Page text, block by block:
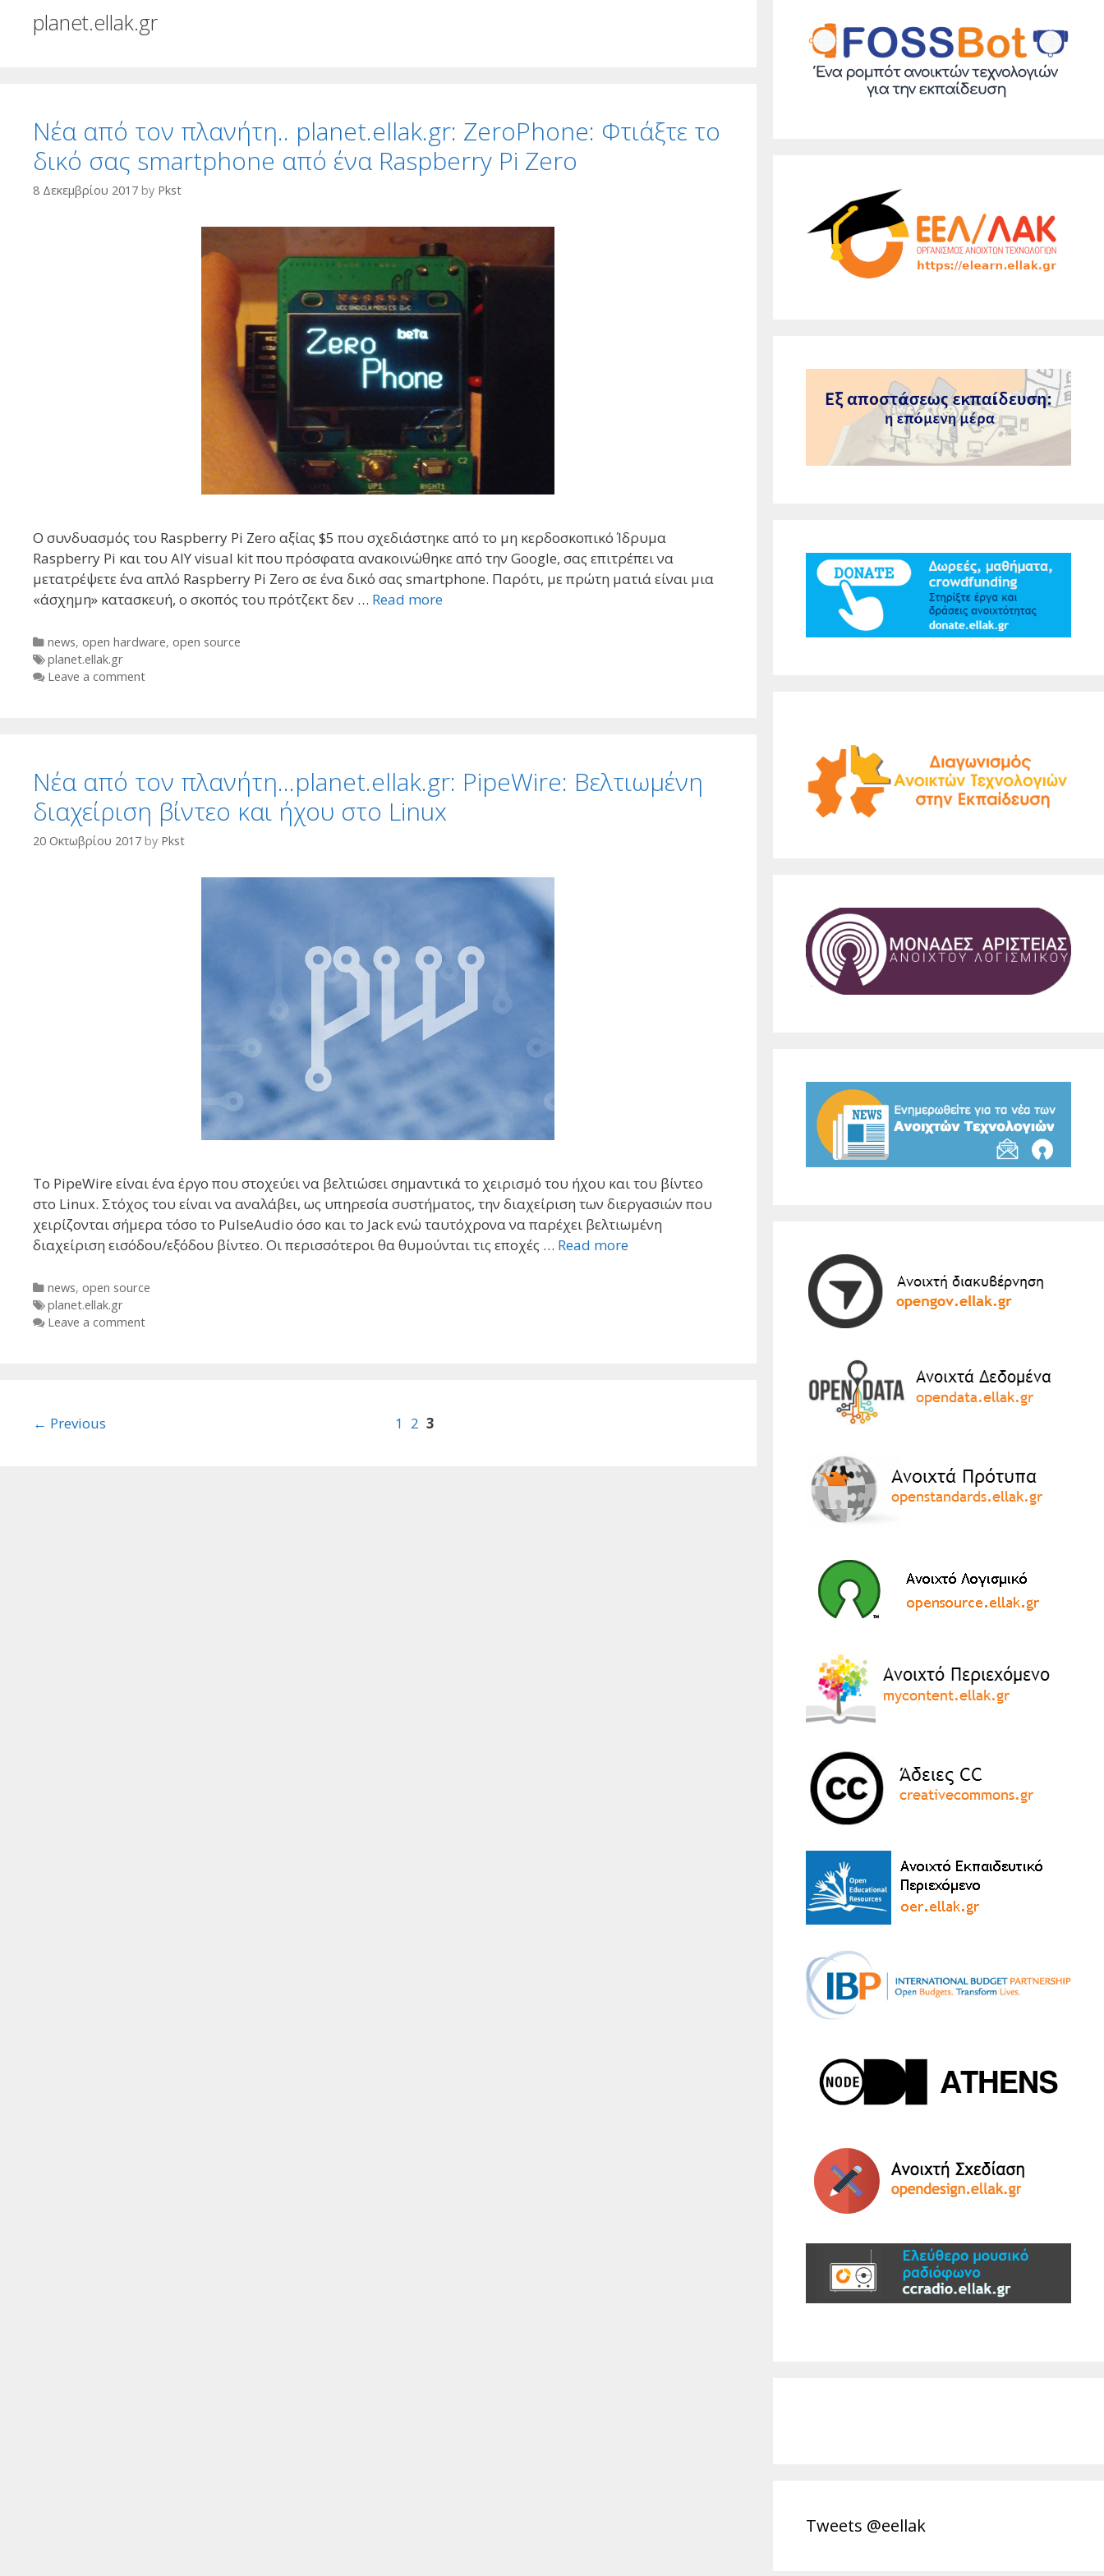
planet.ellak.gr
Νέα από τον πλανήτη.. planet.ellak.gr: ZeroPhone: Φτιάξτε το
δικό σας smartphone από ένα Raspberry Pi Zero
8 Δεκεμβρίου 2017 by Pkst
Ο συνδυασμός του Raspberry Pi Zero αξίας $5 που σχεδιάστηκε από το μη κερδοσκοπικό Ίδρυμα
Raspberry Pi και του AIY visual kit που πρόσφατα ανακοινώθηκε από την Google, σας επιτρέπει να
μετατρέψετε ένα απλό Raspberry Pi Zero σε ένα δικό σας smartphone. Παρότι, με πρώτη ματιά είναι μια
«άσχημη» κατασκευή, ο σκοπός του πρότζεκτ δεν … Read more
Categories
news, open hardware, open source
Tags
planet.ellak.gr
Leave a comment
Νέα από τον πλανήτη…planet.ellak.gr: PipeWire: Βελτιωμένη
διαχείριση βίντεο και ήχου στο Linux
20 Οκτωβρίου 2017 by Pkst
Το PipeWire είναι ένα έργο που στοχεύει να βελτιώσει σημαντικά το χειρισμό του ήχου και του βίντεο
στο Linux. Στόχος του είναι να αναλάβει, ως υπηρεσία συστήματος, την διαχείριση των διεργασιών που
χειρίζονται σήμερα τόσο το PulseAudio όσο και το Jack ενώ ταυτόχρονα να παρέχει βελτιωμένη
διαχείριση εισόδου/εξόδου βίντεο. Οι περισσότεροι θα θυμούνται τις εποχές … Read more
Categories
news, open source
Tags
planet.ellak.gr
Leave a comment
Post
← Previous 1 2 3
Tweets @eellak